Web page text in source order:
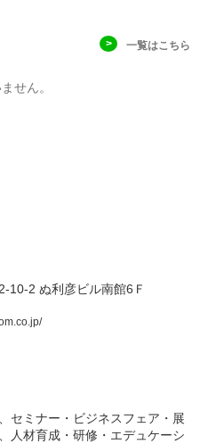
一覧はこちら
せん。
10-2 ぬ利彦ビル南館6Ｆ
セミナー・ビジネスフェア・展
人材育成・研修・エデュケーシ